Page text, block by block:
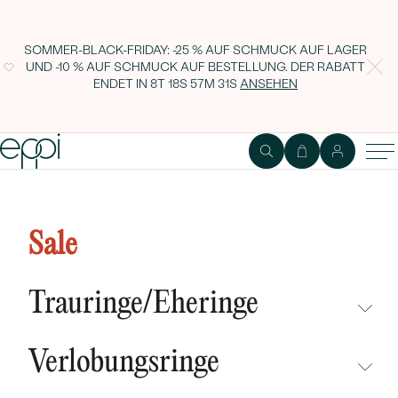
SOMMER-BLACK-FRIDAY: -25 % AUF SCHMUCK AUF LAGER
UND -10 % AUF SCHMUCK AUF BESTELLUNG. DER RABATT
ENDET IN 8T 18S 57M 31SANSEHEN
Sale
Trauringe/Eheringe
NEUHEITEN
Verlobungsringe